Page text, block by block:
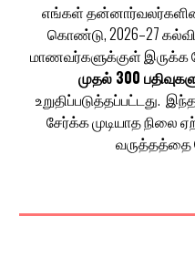
எங்கள்
கொண்டு, 2026–27
மாணவர்களுக்குள்இருக்க
முதல் 300
உறுதிப்படுத்தப்பட்டது.
சேர்க்க முடியாத நிலை
வருத்தத்தை